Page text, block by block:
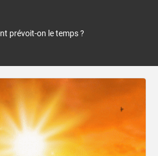
prévoit-on le temps ?